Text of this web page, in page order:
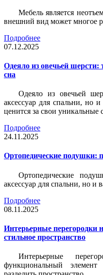
Мебель является
внешний вид может многое
Подробнее
07.12.2025
Одеяло из овечьей шерсти:
сна
Одеяло из овечьей
аксессуар для спальни, но
ценится за свои уникальные
Подробнее
24.11.2025
Ортопедические подушки:
Ортопедические
аксессуар для спальни, но и
Подробнее
08.11.2025
Интерьерные перегородки
стильное пространство
Интерьерные
функциональный